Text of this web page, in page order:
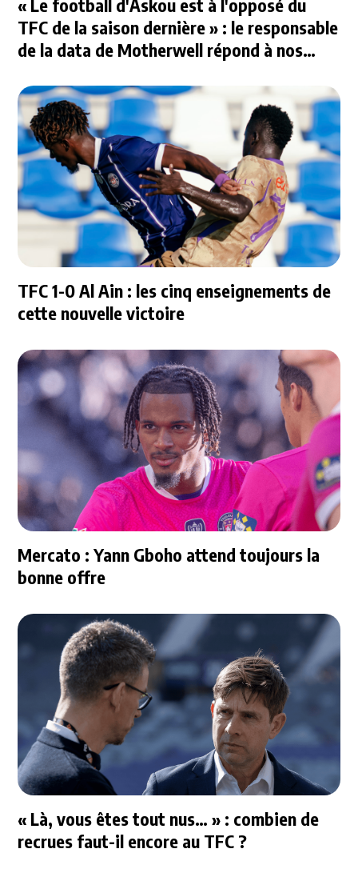
« Le football d'Askou est à l'opposé du
TFC de la saison dernière » : le responsable
de la data de Motherwell répond à nos
TFC 1-0 Al Ain : les cinq enseignements de
cette nouvelle victoire
Mercato : Yann Gboho attend toujours la
bonne offre
« Là, vous êtes tout nus… » : combien de
recrues faut-il encore au TFC ?